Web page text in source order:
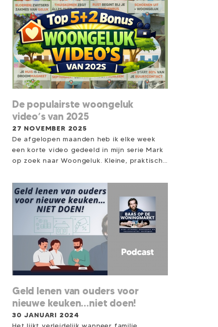
De populairste woongeluk
video’s van 2025
27 NOVEMBER 2025
De afgelopen maanden heb ik elke week
een korte video gedeeld in mijn serie Mark
op zoek naar Woongeluk. Kleine, praktische
overzicht en thuisgevoel te creëren...
zonder verbouwing, zonder hoge kosten.
Steeds meer mensen kijken mee, reageren
of passen een tip direct toe. En sommige
video’s sprongen er écht uit. Daarom deel
ik hier de Top 5 meest bekeken video’s, én
daaronder 2 bonusvideo’s die veel impact
maakten, maar nét buiten de top vielen.
Misschien zit precies die tip ertussen die jij
vandaag kunt gebruiken.
Geld lenen van ouders voor
nieuwe keuken…niet doen!
30 JANUARI 2024